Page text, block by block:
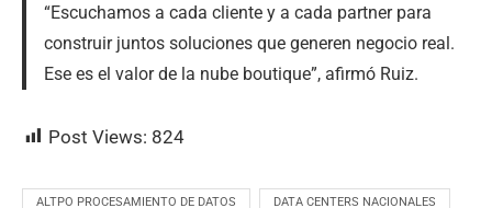
“Escuchamos a cada cliente y a cada partner para
construir juntos soluciones que generen negocio real.
Ese es el valor de la nube boutique”, afirmó Ruiz.
Post Views: 824
ALTPO PROCESAMIENTO DE DATOS DATA CENTERS NACIONALES